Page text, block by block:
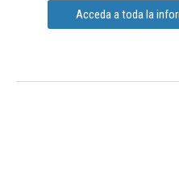
Acceda a toda la